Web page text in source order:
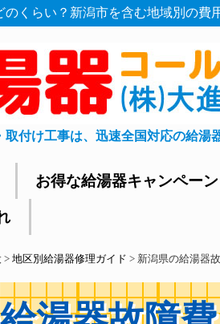
のくらい？新潟市を含む地域別の
付け工事は、迅速全国対応の給湯
お得な給湯器キャンペーン
> 地区別給湯器修理ガイド > 新潟県の給湯器